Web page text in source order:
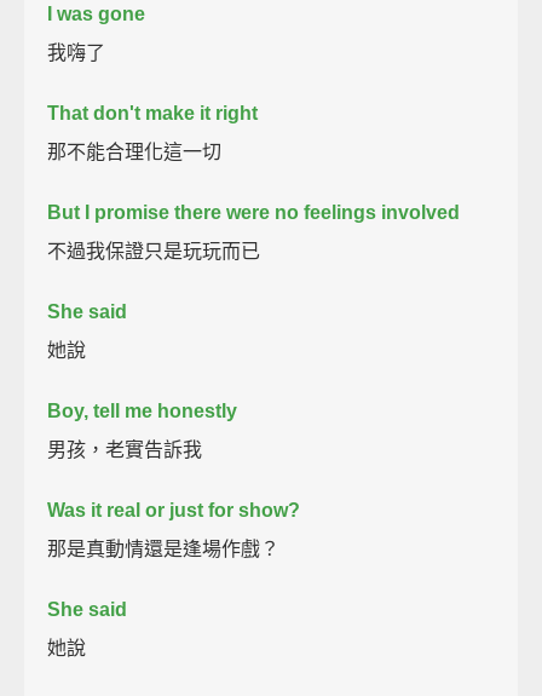
I was gone
我嗨了
That don't make it right
那不能合理化這一切
But I promise there were no feelings involved
不過我保證只是玩玩而已
She said
她說
Boy, tell me honestly
男孩，老實告訴我
Was it real or just for show?
那是真動情還是逢場作戲？
She said
她說